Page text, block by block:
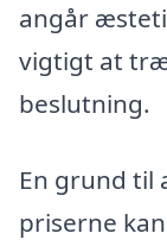
angår
vigtigt at
beslutning.
En grund til
priserne